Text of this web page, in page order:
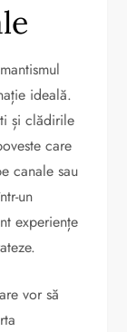
ideală.
și clădirile
care
canale sau
un
experiențe
vor să